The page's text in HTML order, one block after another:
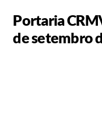
Portaria
de setembro